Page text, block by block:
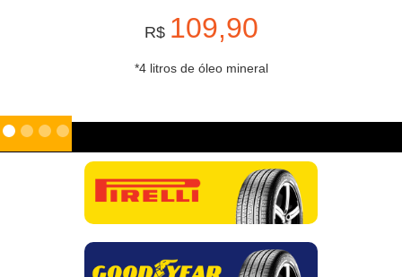
R$ 109,90
*4 litros de óleo mineral